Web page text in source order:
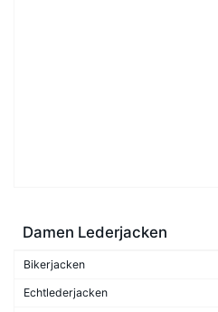
Damen Lederjacken
Bikerjacken
Echtlederjacken